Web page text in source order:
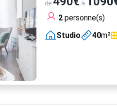
de à
2personne(s)
Studio
40m²